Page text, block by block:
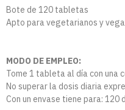
Bote de 120 tabletas
Apto para vegetarianos y
MODO DE EMPLEO:
Tome 1 tableta al día con una
No superar la dosis diaria
Con un envase tiene para: 120